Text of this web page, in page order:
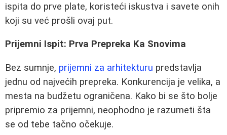
ispita do prve plate, koristeći iskustva i savete onih
koji su već prošli ovaj put.
Prijemni Ispit: Prva Prepreka Ka Snovima
Bez sumnje, prijemni za arhitekturu predstavlja
jednu od najvećih prepreka. Konkurencija je velika, a
mesta na budžetu ograničena. Kako bi se što bolje
pripremio za prijemni, neophodno je razumeti šta
se od tebe tačno očekuje.